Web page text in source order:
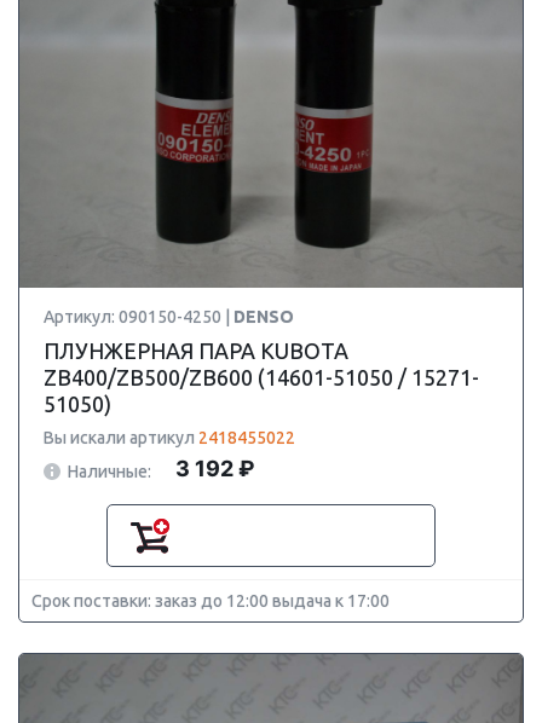
Артикул: 090150-4250 | DENSO
ПЛУНЖЕРНАЯ ПАРА KUBOTA
ZB400/ZB500/ZB600 (14601-51050 / 15271-
51050)
Вы искали артикул 2418455022
Наличные:
3 192 ₽
Срок поставки: заказ до 12:00 выдача к 17:00